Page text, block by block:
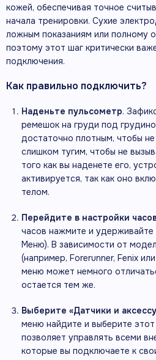
кожей, обеспечивая точное
начала тренировки. Сухие
ложным показаниям или полному
поэтому этот шаг критически
подключения.
Как правильно подключить?
Наденьте пульсометр.
ремешок на груди под
достаточно плотным, чтобы
слишком тугим, чтобы не
того как вы наденете его,
активируется, так как оно
телом.
Перейдите в настройки
часов нажмите и удерживайте
Меню). В зависимости от
(например, Forerunner, Fenix
меню может немного
остается тем же.
Выберите «Датчики и
меню найдите и выберите
позволяет управлять всеми
которые вы подключаете к